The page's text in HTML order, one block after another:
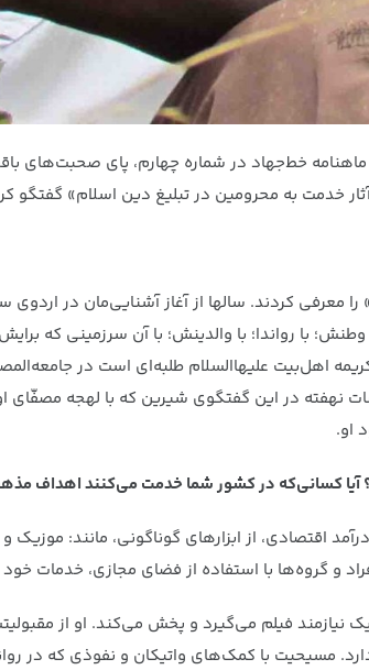
ماهنامه خط‌جهاد در شماره چهارم، پای صحبت‌های
خدمت به محرومین در تبلیغ دین اسلام» گفتگو
معرفی کردند. سالها از آغاز آشنایی‌مان در
دارد با وطنش؛ با رواندا؛ با والدینش؛ با آن
اهل‌بیت علیهاالسلام طلبه‌ای است در
در این گفتگوی شیرین که با لهجه مصفّای
او.
کسانی‌که در کشور شما خدمت می‌کنند اهداف
اقتصادی، از ابزارهای گوناگونی، مانند:
و گروه‌ها با استفاده از فضای مجازی، خدمات
نیازمند فیلم می‌گیرد و پخش می‌کند. او از
مسیحیت با کمک‌های واتیکان و نفوذی که در